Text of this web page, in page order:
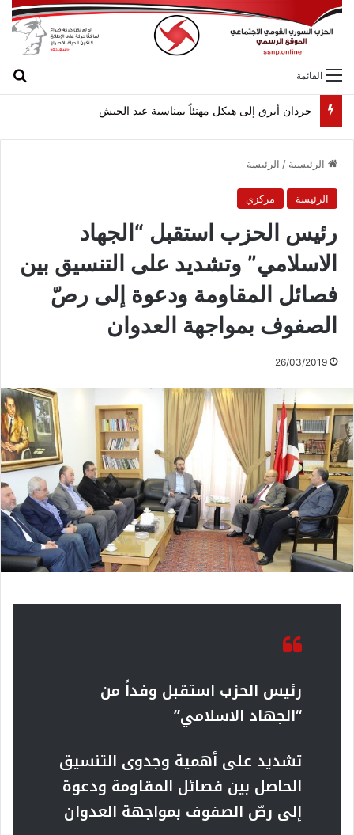
القائمة
حردان أبرق إلى هيكل مهنئاً بمناسبة عيد الجيش
الرئيسية / الرئيسة
الرئيسة مركزي
رئيس الحزب استقبل “الجهاد
الاسلامي” وتشديد على التنسيق بين
فصائل المقاومة ودعوة إلى رصّ
الصفوف بمواجهة العدوان
26/03/2019
رئيس الحزب استقبل وفداً من
“الجهاد الاسلامي”
تشديد على أهمية وجدوى التنسيق
الحاصل بين فصائل المقاومة ودعوة
إلى رصّ الصفوف بمواجهة العدوان